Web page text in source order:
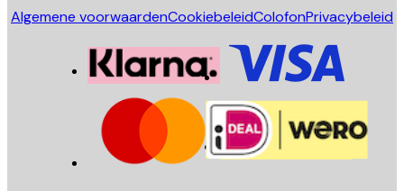
Algemene voorwaardenCookiebeleidColofonPrivacybeleid